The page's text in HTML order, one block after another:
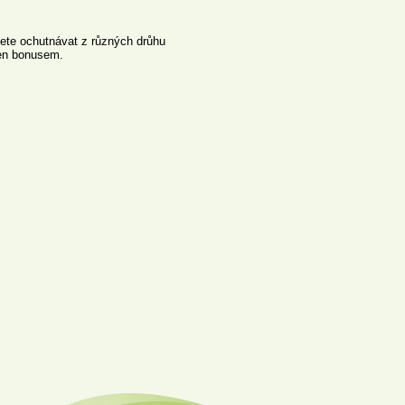
ochutnávat z různých drůhu
bonusem.